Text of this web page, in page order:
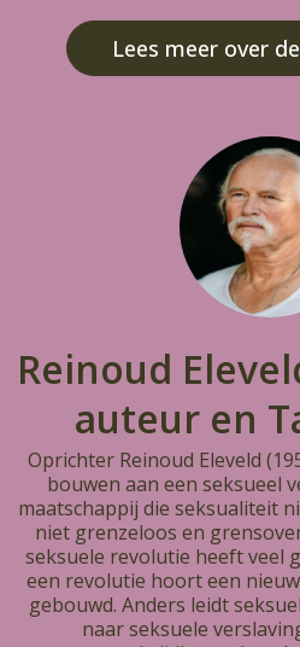
Lees meer over
Reinoud
auteur en
Oprichter Reinoud Eleveld
bouwen aan een seksueel
maatschappij die seksualiteit
niet grenzeloos en
seksuele revolutie heeft veel
een revolutie hoort een
gebouwd. Anders leidt
naar seksuele